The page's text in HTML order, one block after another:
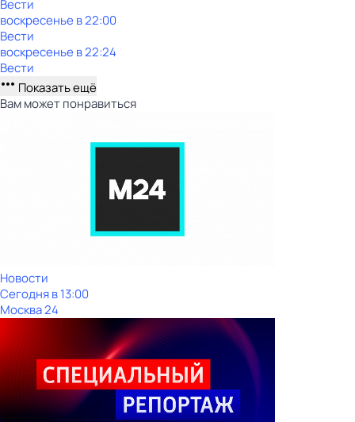
Вести
воскресенье в22:00
Вести
воскресенье в22:24
Вести
Показать ещё
Вам может понравиться
Новости
Сегодня в 13:00
Москва 24